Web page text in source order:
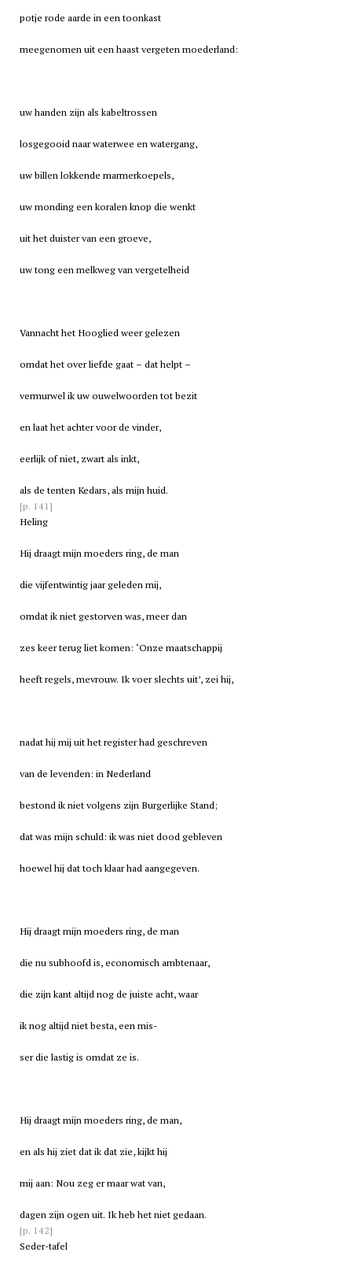
potje rode aarde in een toonkast
meegenomen uit een haast vergeten moederland:
uw handen zijn als kabeltrossen
losgegooid naar waterwee en watergang,
uw billen lokkende marmerkoepels,
uw monding een koralen knop die wenkt
uit het duister van een groeve,
uw tong een melkweg van vergetelheid
Vannacht het Hooglied weer gelezen
omdat het over liefde gaat – dat helpt –
vermurwel ik uw ouwelwoorden tot bezit
en laat het achter voor de vinder,
eerlijk of niet, zwart als inkt,
als de tenten Kedars, als mijn huid.
[p. 141]
Heling
Hij draagt mijn moeders ring, de man
die vijfentwintig jaar geleden mij,
omdat ik niet gestorven was, meer dan
zes keer terug liet komen: ‘Onze maatschappij
heeft regels, mevrouw. Ik voer slechts uit’, zei hij,
nadat hij mij uit het register had geschreven
van de levenden: in Nederland
bestond ik niet volgens zijn Burgerlijke Stand;
dat was mijn schuld: ik was niet dood gebleven
hoewel hij dat toch klaar had aangegeven.
Hij draagt mijn moeders ring, de man
die nu subhoofd is, economisch ambtenaar,
die zijn kant altijd nog de juiste acht, waar
ik nog altijd niet besta, een mis-
ser die lastig is omdat ze is.
Hij draagt mijn moeders ring, de man,
en als hij ziet dat ik dat zie, kijkt hij
mij aan: Nou zeg er maar wat van,
dagen zijn ogen uit. Ik heb het niet gedaan.
[p. 142]
Seder-tafel